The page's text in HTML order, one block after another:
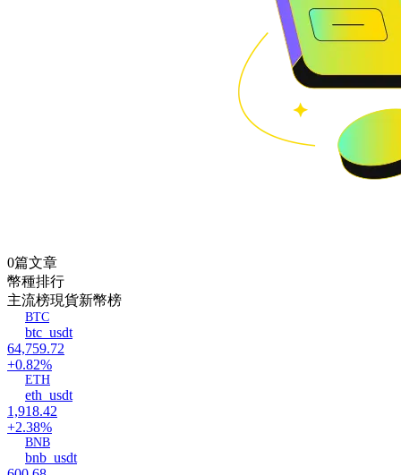
0篇文章
幣種排行
主流榜現貨新幣榜
BTC
btc_usdt
64,759.72
+0.82%
ETH
eth_usdt
1,918.42
+2.38%
BNB
bnb_usdt